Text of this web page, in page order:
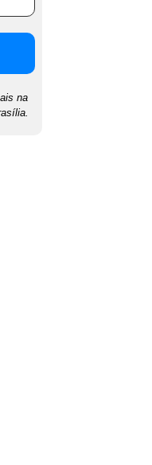
na